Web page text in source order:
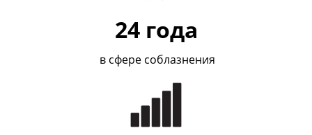
24 года
в сфере соблазнения